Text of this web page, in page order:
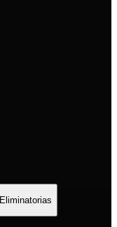
Eliminatorias